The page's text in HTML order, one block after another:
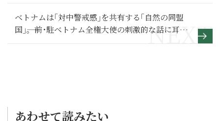
ベトナムは｢対中警戒感｣を共有する｢自然の同盟
国｣――。前･駐ベトナム全権大使の刺激的な話に耳を
傾ける
あわせて読みたい